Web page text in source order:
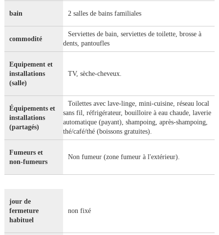
bain 2 salles de bains familiales
commodité
Serviettes de bain, serviettes de toilette, brosse à
dents, pantoufles
Equipement et
installations
(salle)
TV, sèche-cheveux.
Équipements et
installations
(partagés)
Toilettes avec lave-linge, mini-cuisine, réseau local
sans fil, réfrigérateur, bouilloire à eau chaude, laverie
automatique (payant), shampoing, après-shampoing,
thé/café/thé (boissons gratuites).
Fumeurs et
non-fumeurs
Non fumeur (zone fumeur à l'extérieur).
jour de
fermeture
habituel
non fixé